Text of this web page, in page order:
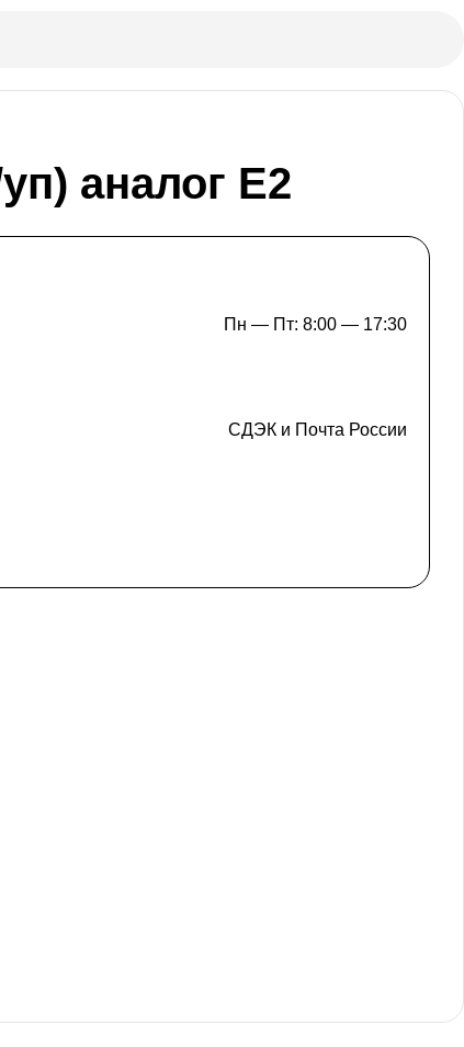
аналог Е2
Пн — Пт: 8:00 — 17:30
СДЭК и Почта России